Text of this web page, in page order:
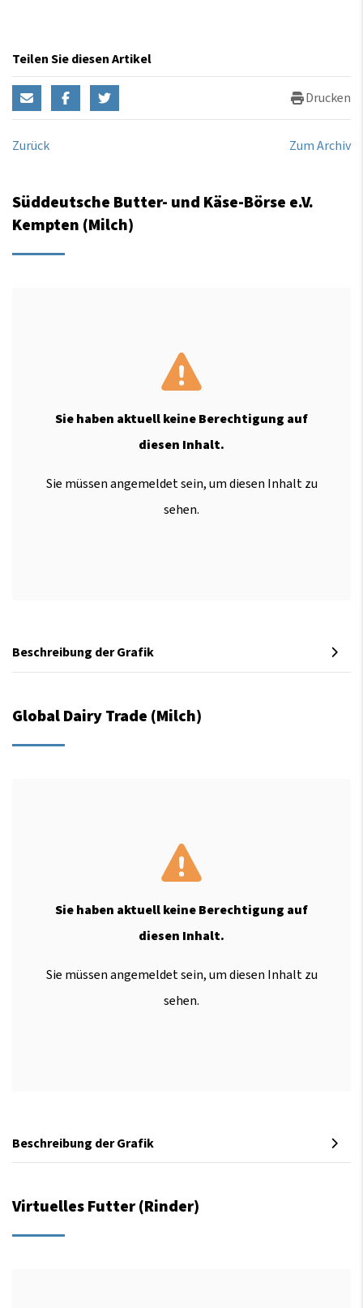
Teilen Sie diesen Artikel
Drucken
Zurück Zum Archiv
Süddeutsche Butter- und Käse-Börse e.V.
Kempten (Milch)
Sie haben aktuell keine Berechtigung auf
diesen Inhalt.
Sie müssen angemeldet sein, um diesen Inhalt zu
sehen.
Beschreibung der Grafik
Global Dairy Trade (Milch)
Sie haben aktuell keine Berechtigung auf
diesen Inhalt.
Sie müssen angemeldet sein, um diesen Inhalt zu
sehen.
Beschreibung der Grafik
Virtuelles Futter (Rinder)